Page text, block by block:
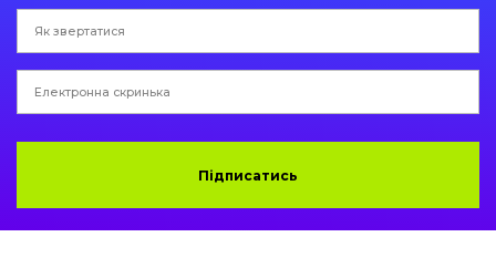
Подушки амортизаційні
Пальці та Втулки
написати
листа
зателефонувати
Підписатись